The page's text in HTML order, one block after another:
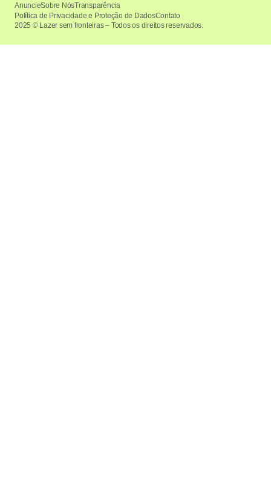
2025 © Lazer sem fronteiras – Todos os direitos reservados.
AnuncieSobre NósTransparência
Política de Privacidade e Proteção de DadosContato